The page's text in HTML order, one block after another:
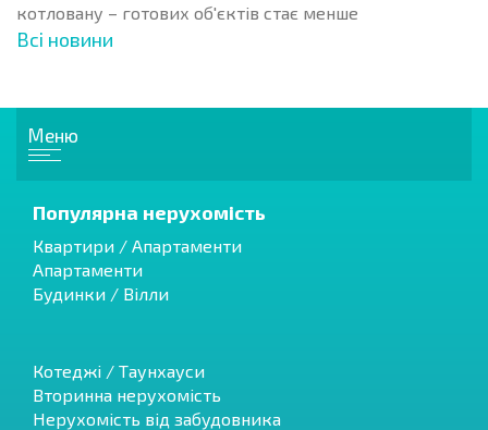
котловану – готових об'єктів стає менше
Всі новини
Меню
Популярна нерухомість
Квартири / Апартаменти
Апартаменти
Будинки / Вілли
Котеджі / Таунхауси
Вторинна нерухомість
Нерухомість від забудовника